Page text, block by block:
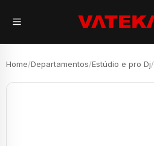
Home/Departamentos/Estúdio e pro Dj/